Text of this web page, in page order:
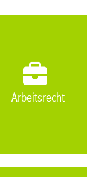
Arbeitsrecht